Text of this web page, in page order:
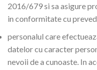
2016/679 si sa asigure
in conformitate cu
personalul care
datelor cu caracter
nevoii de a cunoaste. In